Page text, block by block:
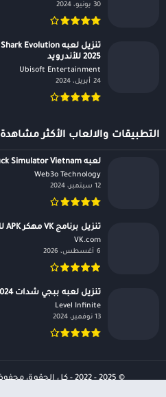
30 يونيو، 2024
2025 للأندرويد
Ubisoft Entertainment‏
24 أبريل، 2024
التطبيقات والالعاب الأكثر مشاهدة
لعبه Minitruck Simulator Vietnam مهكرة للاندرويد APK 2025
Web3o Technology‏
12 سبتمبر، 2024
تنزيل برنامج VK مهكر APK للاندرويد 2025 للاندرويد
VK.com‏
6 أغسطس، 2026
تنزيل لعبه ببجي شدات 2024 مهكرة للاندرويد APK 2025
Level Infinite‏
13 نوفمبر، 2024
© 2025 - 2022 - كل الحقوق محفوظة لدى -